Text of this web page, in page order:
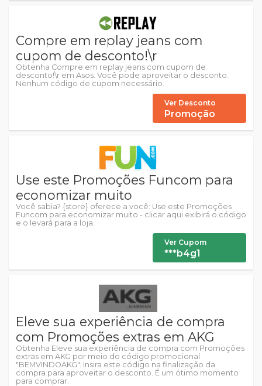
Compre em replay jeans com
cupom de desconto!\r
Obtenha Compre em replay jeans com cupom de
desconto!\r em Asos. Você pode aproveitar o desconto.
Nenhum código de cupom necessário.
Ver Desconto
Promoção
Use este Promoções Funcom para
economizar muito
Você sabia? {store} oferece a você: Use este Promoções
Funcom para economizar muito - clicar aqui exibirá o código
e o levará para a loja.
Ver Cupom
***b4g1
Eleve sua experiência de compra
com Promoções extras em AKG
Obtenha Eleve sua experiência de compra com Promoções
extras em AKG por meio do código promocional
"BEMVINDOAKG". Insira este código na finalização da
compra para aproveitar o desconto. É um ótimo momento
para comprar.